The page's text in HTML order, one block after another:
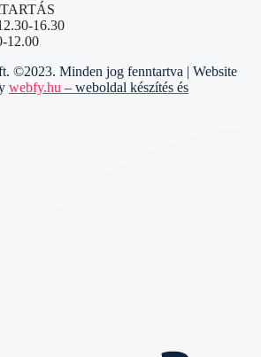
16.30
12.00
©2023. Minden jog fenntartva | Website
webfy.hu – weboldal készítés és